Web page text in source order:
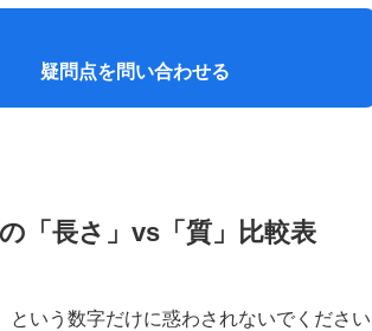
疑問点を問い合わせる
「長さ」vs「質」比較表
という数字だけに惑わされないでくださ